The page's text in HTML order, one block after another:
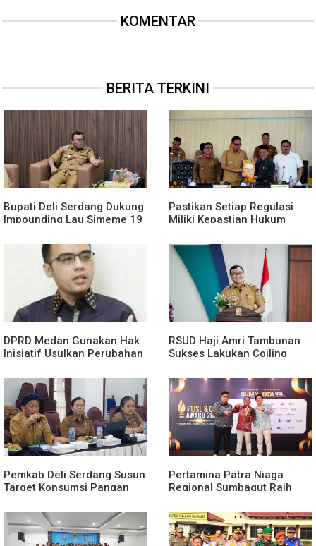
KOMENTAR
BERITA TERKINI
Bupati Deli Serdang Dukung
Impounding Lau Simeme 19
Segera Dirasakan
Pastikan Setiap Regulasi
Miliki Kepastian Hukum
Dorong Pencabutan Perda
Lembaga Kemasyarakatan
DPRD Medan Gunakan Hak
Inisiatif Usulkan Perubahan
Kemiskinan
RSUD Haji Amri Tambunan
Sukses Lakukan Coiling
Pemkab Deli Serdang Susun
Target Konsumsi Pangan
Gizi
Pertamina Patra Niaga
Regional Sumbagut Raih
CSR Award 2026, Bukti
Nyata Komitmen
Keberlanjutan